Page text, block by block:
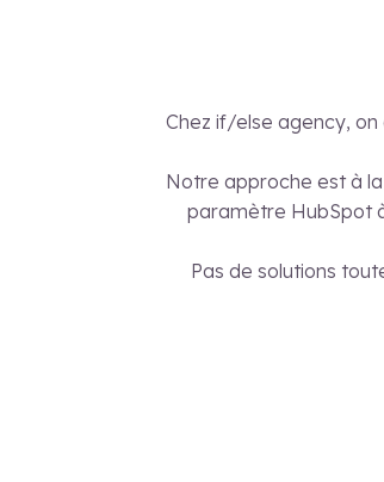
Chez if/else agency,
Notre approche est à
paramètre HubSpot
Pas de solutions